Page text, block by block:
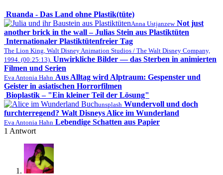
Ruanda - Das Land ohne Plastik(tüte)
Anna Ustjanzew Not just
another brick in the wall – Julias Stein aus Plastiktüten
Internationaler Plastiktütenfreier Tag
The Lion King, Walt Disney Animation Studios / The Walt Disney Company,
1994. (00:25:13). Unwirkliche Bilder — das Sterben in animierten
Filmen und Serien
Eva Antonia Hahn Aus Alltag wird Alptraum: Gespenster und
Geister in asiatischen Horrorfilmen
Bioplastik – "Ein kleiner Teil der Lösung"
unsplash Wundervoll und doch
furchterregend? Walt Disneys Alice im Wunderland
Eva Antonia Hahn Lebendige Schatten aus Papier
1 Antwort